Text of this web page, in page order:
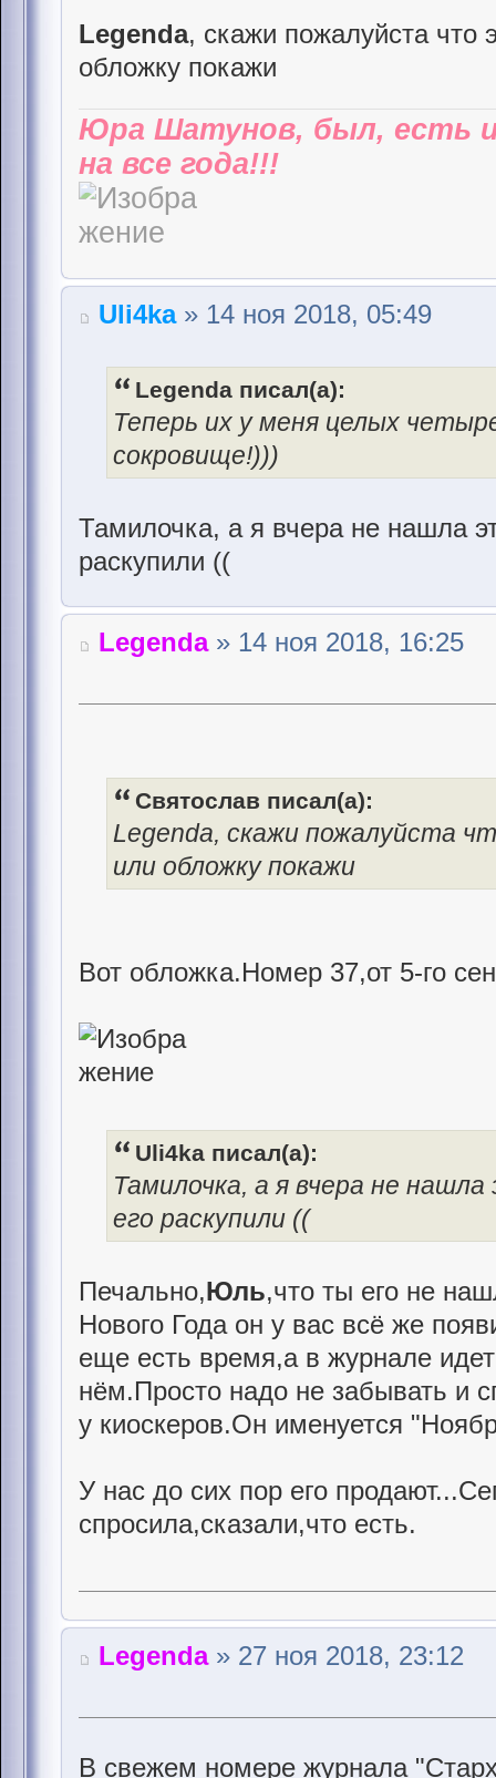
Legenda, скажи пожалуйста что
обложку покажи
Юра Шатунов, был, есть
на все года!!!
Uli4ka» 14 ноя 2018, 05:49
Legenda писал(а):
Теперь их у меня целых
сокровище!)))
Тамилочка, а я вчера не нашла
раскупили ((
Legenda» 14 ноя 2018, 16:25
Святослав писал(а):
Legenda, скажи пожалуйста
или обложку покажи
Вот обложка.Номер 37,от 5-го
Uli4ka писал(а):
Тамилочка, а я вчера не
его раскупили ((
Печально,Юль,что ты его не
Нового Года он у вас всё же
еще есть время,а в журнале
нём.Просто надо не забывать и
у киоскеров.Он именуется
У нас до сих пор его
спросила,сказали,что есть.
Legenda» 27 ноя 2018, 23:12
В свежем номере журнала